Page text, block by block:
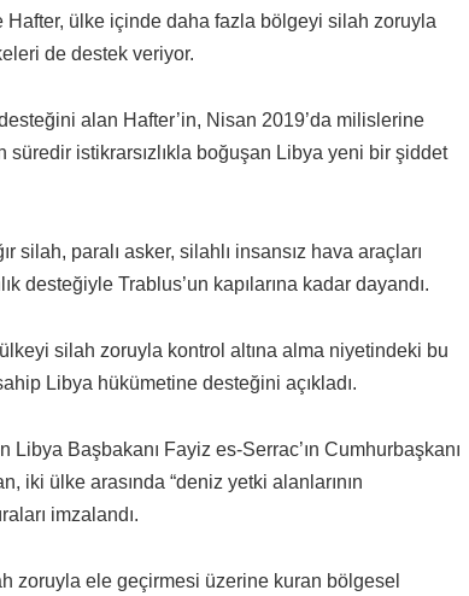
Hafter, ülke içinde daha fazla bölgeyi silah zoruyla
de destek veriyor.
alan Hafter’in, Nisan 2019’da milislerine
süredir istikrarsızlıkla boğuşan Libya yeni bir şiddet
paralı asker, silahlı insansız hava araçları
desteğiyle Trablus’un kapılarına kadar dayandı.
silah zoruyla kontrol altına alma niyetindeki bu
Libya hükümetine desteğini açıkladı.
Başbakanı Fayiz es-Serrac’ın Cumhurbaşkanı
iki ülke arasında “deniz yetki alanlarının
imzalandı.
zoruyla ele geçirmesi üzerine kuran bölgesel